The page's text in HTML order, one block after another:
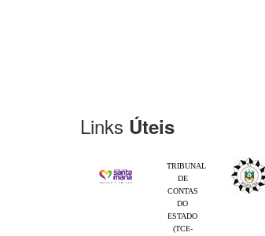
Links Úteis
TRIBUNAL
DE
CONTAS
DO
ESTADO
(TCE-